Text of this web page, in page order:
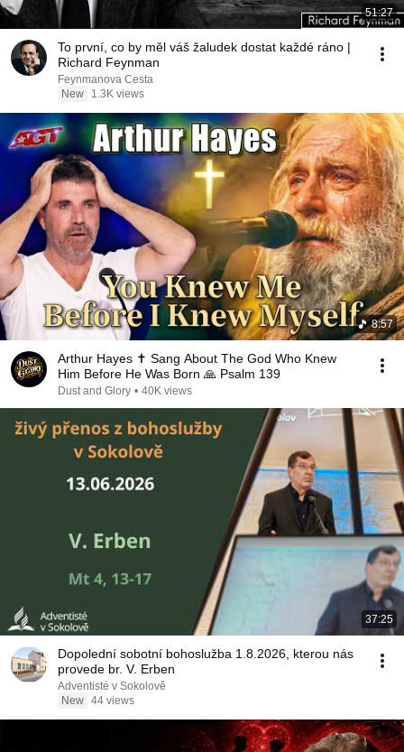
51:27
To první, co by měl váš žaludek dostat každé ráno |
Richard Feynman
Feynmanova Cesta
New
1.3K views
8:57
Arthur Hayes ✝️ Sang About The God Who Knew
Him Before He Was Born 🙏 Psalm 139
Dust and Glory • 40K views
37:25
Dopolední sobotní bohoslužba 1.8.2026, kterou nás
provede br. V. Erben
Adventisté v Sokolově
New 44 views